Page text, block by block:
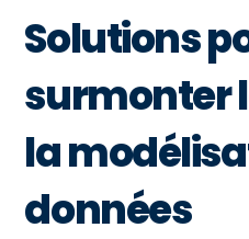
Solutions
surmonter
la
données